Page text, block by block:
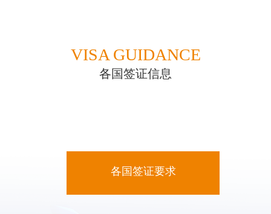
VISA GUIDANCE
各国签证信息
各国签证要求